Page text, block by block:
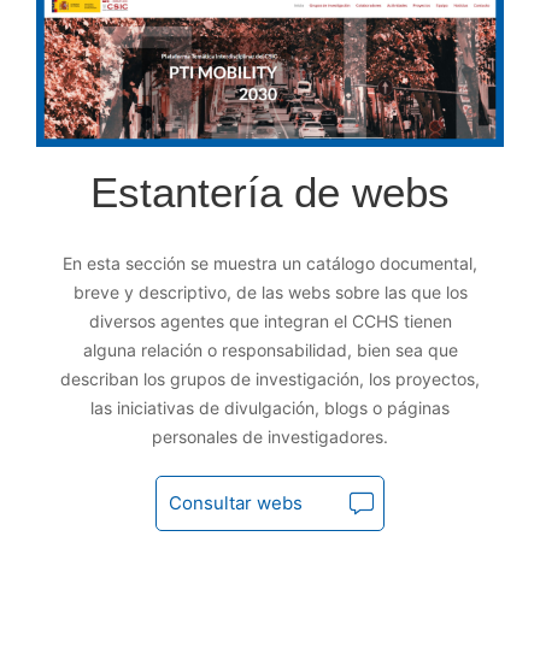
Estantería de webs
En esta sección se muestra un catálogo documental,
breve y descriptivo, de las webs sobre las que los
diversos agentes que integran el CCHS tienen
alguna relación o responsabilidad, bien sea que
describan los grupos de investigación, los proyectos,
las iniciativas de divulgación, blogs o páginas
personales de investigadores.
Consultar webs